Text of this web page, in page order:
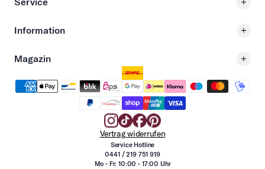
Information
Magazin
Vertrag widerrufen
Service Hotline
0441 / 219 751 919
Mo - Fr: 10:00 - 17:00 Uhr